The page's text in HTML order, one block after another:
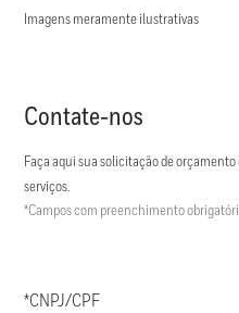
Imagens meramente ilustrativas
Contate-nos
Faça aqui sua solicitação de
serviços.
*Campos com preenchimento
*CNPJ/CPF